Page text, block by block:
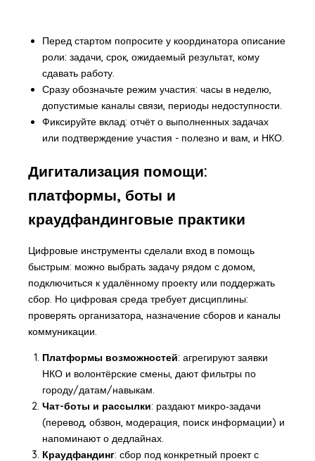
Перед стартом попросите у координатора описание
роли: задачи, срок, ожидаемый результат, кому
сдавать работу.
Сразу обозначьте режим участия: часы в неделю,
допустимые каналы связи, периоды недоступности.
Фиксируйте вклад: отчёт о выполненных задачах
или подтверждение участия - полезно и вам, и НКО.
Дигитализация помощи:
платформы, боты и
краудфандинговые практики
Цифровые инструменты сделали вход в помощь
быстрым: можно выбрать задачу рядом с домом,
подключиться к удалённому проекту или поддержать
сбор. Но цифровая среда требует дисциплины:
проверять организатора, назначение сборов и каналы
коммуникации.
Платформы возможностей: агрегируют заявки
НКО и волонтёрские смены, дают фильтры по
городу/датам/навыкам.
Чат-боты и рассылки: раздают микро‑задачи
(перевод, обзвон, модерация, поиск информации) и
напоминают о дедлайнах.
Краудфандинг: сбор под конкретный проект с